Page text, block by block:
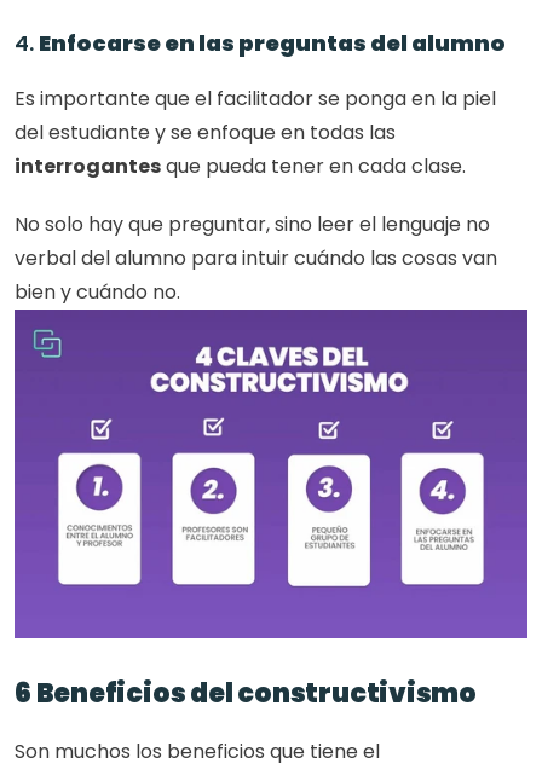
4. Enfocarse en las preguntas del alumno
Es importante que el facilitador se ponga en la piel
interrogantes que pueda tener en cada clase.
No solo hay que preguntar, sino leer el lenguaje no
verbal del alumno para intuir cuándo las cosas van
bien y cuándo no.
6 Beneficios del constructivismo
Son muchos los beneficios que tiene el